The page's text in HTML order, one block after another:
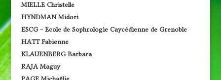
MIELLE Christelle
HYNDMAN Midori
ESCG – Ecole de Sophrologie Caycédienne de Grenoble
HATT Fabienne
KLAUENBERG Barbara
RAJA Maguy